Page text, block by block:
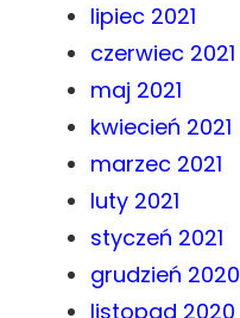
lipiec 2021
czerwiec 2021
maj 2021
kwiecień 2021
marzec 2021
luty 2021
styczeń 2021
grudzień 2020
listopad 2020